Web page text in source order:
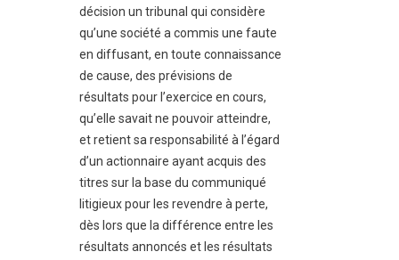
décision un tribunal qui considère
qu’une société a commis une faute
en diffusant, en toute connaissance
de cause, des prévisions de
résultats pour l’exercice en cours,
qu’elle savait ne pouvoir atteindre,
et retient sa responsabilité à l’égard
d’un actionnaire ayant acquis des
titres sur la base du communiqué
litigieux pour les revendre à perte,
dès lors que la différence entre les
résultats annoncés et les résultats